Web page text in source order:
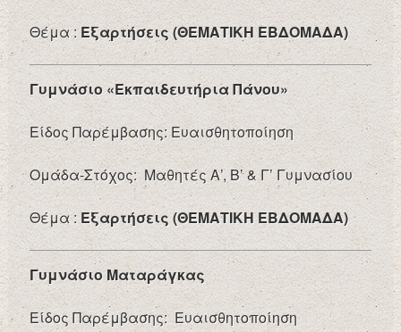
Θέμα :Εξαρτήσεις (ΘΕΜΑΤΙΚΗ ΕΒΔΟΜΑΔΑ)
Γυμνάσιο «Εκπαιδευτήρια Πάνου»
Είδος Παρέμβασης: Ευαισθητοποίηση
Ομάδα-Στόχος: Μαθητές Α’, Β’ & Γ’ Γυμνασίου
Θέμα :Εξαρτήσεις (ΘΕΜΑΤΙΚΗ ΕΒΔΟΜΑΔΑ)
Γυμνάσιο Ματαράγκας
Είδος Παρέμβασης: Ευαισθητοποίηση